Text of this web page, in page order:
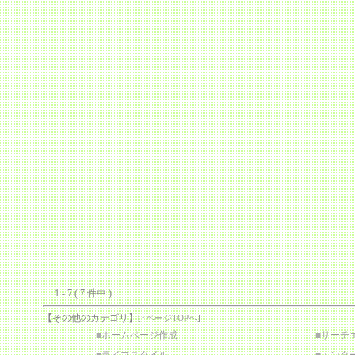
1 - 7 ( 7 件中 )
【その他のカテゴリ】[↑ページTOPへ]
■ホームページ作成 ■サーチ